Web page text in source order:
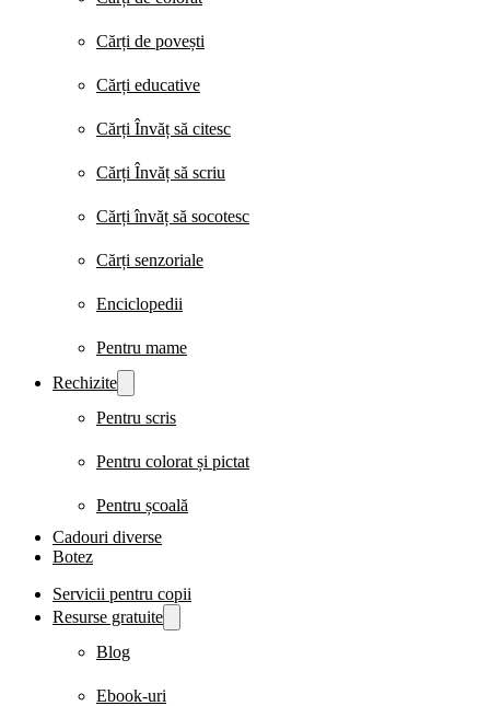
Cărți de povești
Cărți educative
Cărți Învăț să citesc
Cărți Învăț să scriu
Cărți învăț să socotesc
Cărți senzoriale
Enciclopedii
Pentru mame
Rechizite
Pentru scris
Pentru colorat și pictat
Pentru școală
Cadouri diverse
Botez
Servicii pentru copii
Resurse gratuite
Blog
Ebook-uri